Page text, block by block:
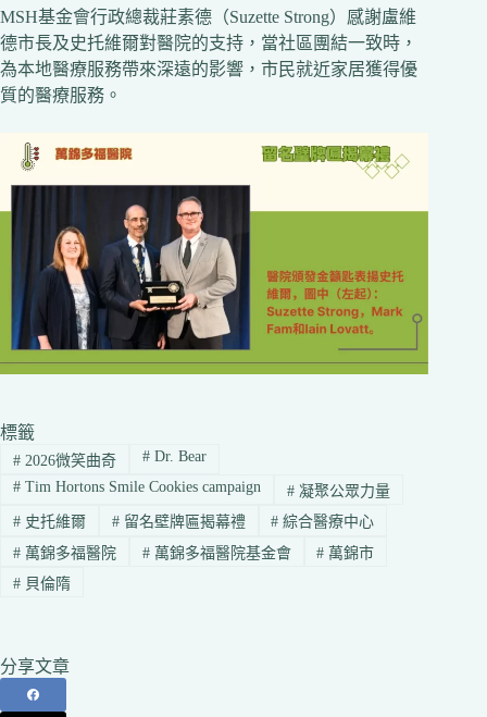
MSH基金會行政總裁莊素德（Suzette Strong）感謝盧維
德市長及史托維爾對醫院的支持，當社區團結一致時，
為本地醫療服務帶來深遠的影響，市民就近家居獲得優
質的醫療服務。
標籤
#2026微笑曲奇 #Dr. Bear
#Tim Hortons Smile Cookies campaign #凝聚公眾力量
#史托維爾 #留名壁牌匾揭幕禮 # 綜合醫療中心
#萬錦多福醫院 #萬錦多福醫院基金會 # 萬錦市
#貝倫隋
分享文章